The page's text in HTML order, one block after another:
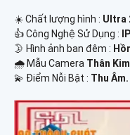
☀️ Chất lượng hình : Ultra
👍 Công Nghệ Sử Dụng :
🌛 Hình ảnh ban đêm :
🌧️ Mẫu Camera Thân
️💫 Điểm Nỗi Bật : Thu Âm.